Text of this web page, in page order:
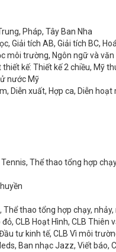
Pháp, Tây Ban Nha
Giải tích AB, Giải tích BC,
môi trường, Ngôn ngữ và
kế: Thiết kế 2 chiều, Mỹ
nước Mỹ
Diễn xuất, Hợp ca, Diễn
Thể thao tổng hợp
thao tổng hợp chạy, nhảy,
CLB Hoạt Hình, CLB Thiên
tư kinh tế, CLB Vì môi
Ban nhạc Jazz, Viết báo,